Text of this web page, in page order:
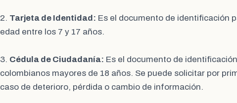
2. Tarjeta de Identidad: Es el documento de identificación
edad entre los 7 y 17 años.
3. Cédula de Ciudadanía: Es el documento de
colombianos mayores de 18 años. Se puede solicitar por
caso de deterioro, pérdida o cambio de información.